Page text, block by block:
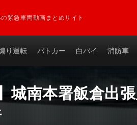
緊急車両動画まとめサイト
り運転 パトカー 白バイ 消防車
城南本署飯倉出